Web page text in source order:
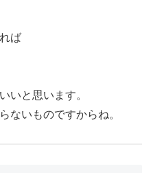
ば
いと思います。
ないものですからね。